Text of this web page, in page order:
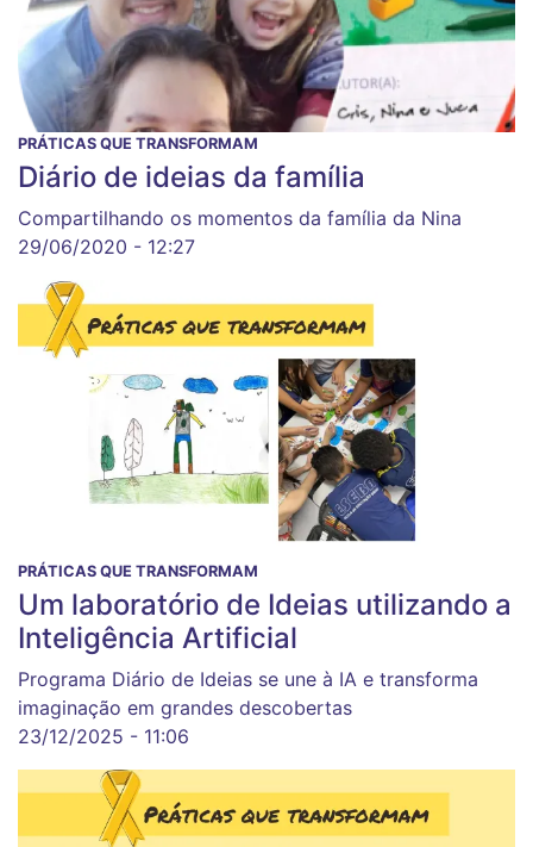
PRÁTICAS QUE TRANSFORMAM
Diário de ideias da família
Compartilhando os momentos da família da Nina
29/06/2020 - 12:27
PRÁTICAS QUE TRANSFORMAM
Um laboratório de Ideias utilizando a
Inteligência Artificial
Programa Diário de Ideias se une à IA e transforma
imaginação em grandes descobertas
23/12/2025 - 11:06